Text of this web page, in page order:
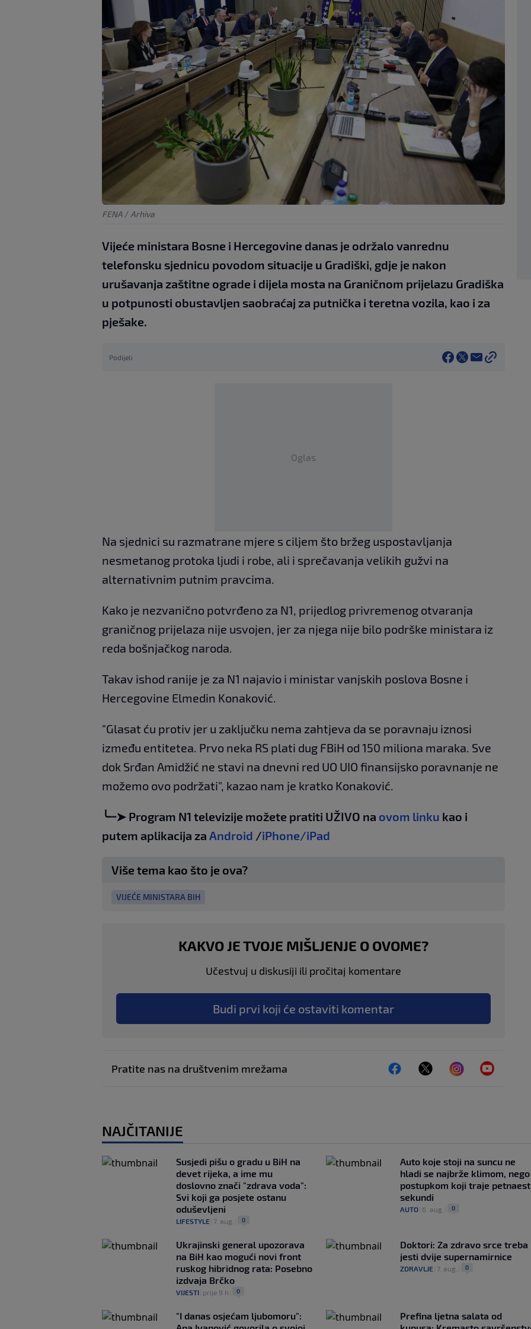
FENA / Arhiva
Vijeće ministara Bosne i Hercegovine danas je održalo vanrednu
telefonsku sjednicu povodom situacije u Gradiški, gdje je nakon
urušavanja zaštitne ograde i dijela mosta na Graničnom prijelazu Gradiška
u potpunosti obustavljen saobraćaj za putnička i teretna vozila, kao i za
pješake.
Podijeli
Oglas
Na sjednici su razmatrane mjere s ciljem što bržeg uspostavljanja
nesmetanog protoka ljudi i robe, ali i sprečavanja velikih gužvi na
alternativnim putnim pravcima.
Kako je nezvanično potvrđeno za N1, prijedlog privremenog otvaranja
graničnog prijelaza nije usvojen, jer za njega nije bilo podrške ministara iz
reda bošnjačkog naroda.
Takav ishod ranije je za N1 najavio i ministar vanjskih poslova Bosne i
Hercegovine Elmedin Konaković.
"Glasat ću protiv jer u zaključku nema zahtjeva da se poravnaju iznosi
između entitetea. Prvo neka RS plati dug FBiH od 150 miliona maraka. Sve
dok Srđan Amidžić ne stavi na dnevni red UO UIO finansijsko poravnanje ne
možemo ovo podržati", kazao nam je kratko Konaković.
╰┈➤ Program N1 televizije možete pratiti UŽIVO na ovom linku kao i
putem aplikacija za Android /iPhone/iPad
Više tema kao što je ova?
VIJEĆE MINISTARA BIH
KAKVO JE TVOJE MIŠLJENJE O OVOME?
Učestvuj u diskusiji ili pročitaj komentare
Budi prvi koji će ostaviti komentar
Pratite nas na društvenim mrežama
NAJČITANIJE
Susjedi pišu o gradu u BiH na
devet rijeka, a ime mu
doslovno znači "zdrava voda":
Svi koji ga posjete ostanu
oduševljeni
LIFESTYLE 7. aug. 0
Auto koje stoji na suncu ne
hladi se najbrže klimom, nego
postupkom koji traje petnaest
sekundi
AUTO| 6. aug. 0
Ukrajinski general upozorava
na BiH kao mogući novi front
ruskog hibridnog rata: Posebno
izdvaja Brčko
VIJESTI prije 9 h 0
Doktori: Za zdravo srce treba
jesti dvije supernamirnice
ZDRAVLJE| 7. aug. 0
"I danas osjećam ljubomoru":
Prefina ljetna salata od